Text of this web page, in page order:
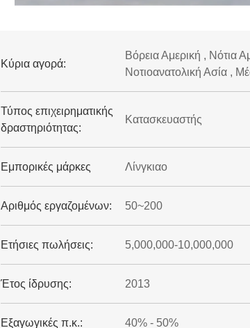
Κύρια αγορά:
Βόρεια Αμερική , Νότια
Νοτιοανατολική Ασία ,
Τύπος επιχειρηματικής
δραστηριότητας:
Κατασκευαστής
Εμπορικές μάρκες Λίνγκιαο
Αριθμός εργαζομένων: 50~200
Ετήσιες πωλήσεις: 5,000,000-10,000,000
Έτος ίδρυσης: 2013
Εξαγωγικές π.κ.: 40% - 50%